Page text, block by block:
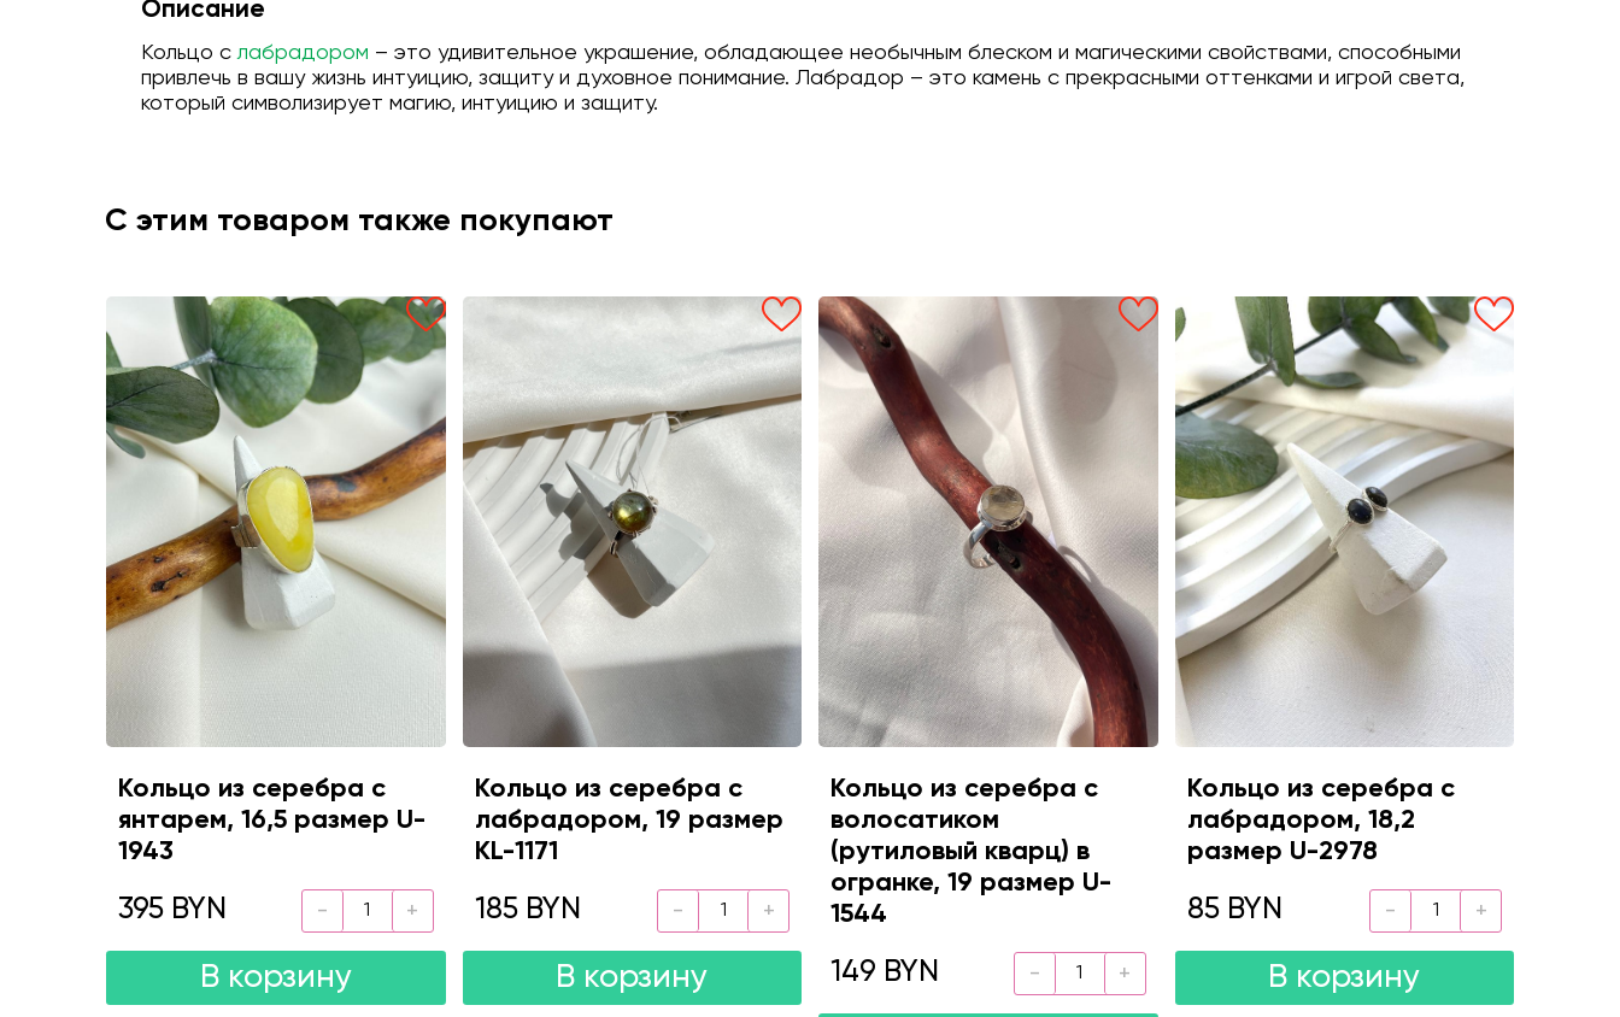
Описание
Кольцо слабрадором – это удивительное украшение, обладающее необычным блеском и магическими свойствами, способными
привлечь в вашу жизнь интуицию, защиту и духовное понимание. Лабрадор – это камень с прекрасными оттенками и игрой света,
который символизирует магию, интуицию и защиту.
С этим товаром также покупают
Кольцо из серебра с
янтарем, 16,5 размер U-
1943
395 BYN
В корзину
Кольцо из серебра с
лабрадором, 19 размер
KL-1171
185 BYN
В корзину
Кольцо из серебра с
волосатиком
(рутиловый кварц) в
огранке, 19 размер U-
1544
149 BYN
Кольцо из серебра с
лабрадором, 18,2
размер U-2978
85 BYN
В корзину